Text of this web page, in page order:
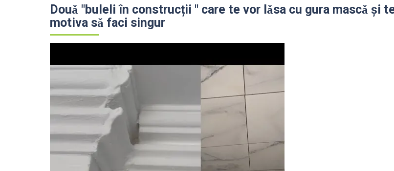
Douǎ "buleli în construcții " care te vor lǎsa cu gura mascǎ și
motiva sǎ faci singur